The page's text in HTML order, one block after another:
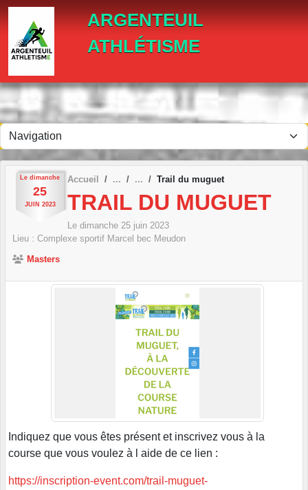
ARGENTEUIL
ATHLÉTISME
Le dimanche
25
JUIN 2023
Accueil Trail du muguet
TRAIL DU MUGUET
Le dimanche 25 juin 2023
Lieu : Complexe sportif Marcel bec Meudon
Masters
Indiquez que vous êtes présent et inscrivez vous à la
course que vous voulez à l aide de ce lien :
https://inscription-event.com/trail-muguet-
Panneau de gestion des cookies